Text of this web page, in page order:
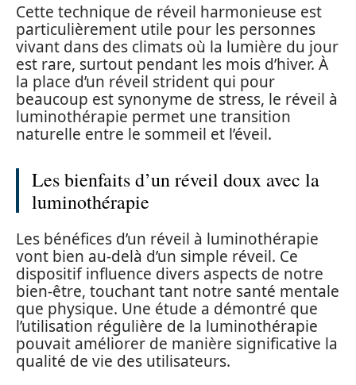
Cette technique de réveil harmonieuse est
particulièrement utile pour les personnes
vivant dans des climats où la lumière du jour
est rare, surtout pendant les mois d’hiver. À
la place d’un réveil strident qui pour
beaucoup est synonyme de stress, le réveil à
luminothérapie permet une transition
naturelle entre le sommeil et l’éveil.
Les bienfaits d’un réveil doux avec la
luminothérapie
Les bénéfices d’un réveil à luminothérapie
vont bien au-delà d’un simple réveil. Ce
dispositif influence divers aspects de notre
bien-être, touchant tant notre santé mentale
que physique. Une étude a démontré que
l’utilisation régulière de la luminothérapie
pouvait améliorer de manière significative la
qualité de vie des utilisateurs.